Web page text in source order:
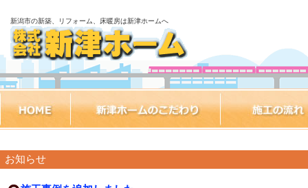
新潟市の新築、リフォーム、床暖房は新津ホームへ
お知らせ